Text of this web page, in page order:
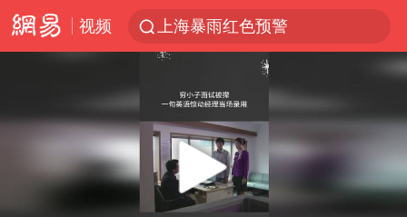
视频
上海暴雨红色预警
《披荆斩棘2026》阵容官宣
白海豚北上或致京津冀暴雨
上海有出现龙卷潜势